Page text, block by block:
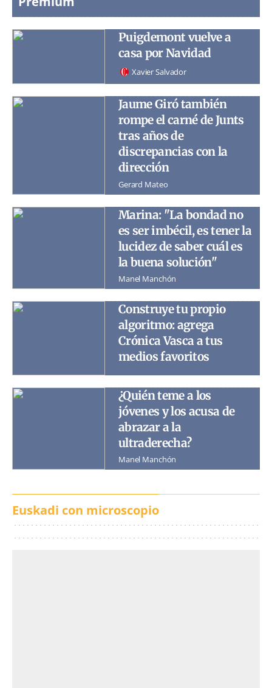
Puigdemont vuelve a
casa por Navidad
Xavier Salvador
Jaume Giró también
rompe el carné de Junts
tras años de
discrepancias con la
dirección
Gerard Mateo
Marina: "La bondad no
es ser imbécil, es tener la
lucidez de saber cuál es
la buena solución"
Manel Manchón
Construye tu propio
algoritmo: agrega
Crónica Vasca a tus
medios favoritos
¿Quién teme a los
jóvenes y los acusa de
abrazar a la
ultraderecha?
Manel Manchón
Euskadi con microscopio